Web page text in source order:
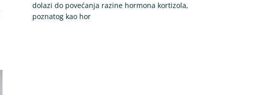
dolazi do povećanja razine hormona kortizola,
poznatog kao hor